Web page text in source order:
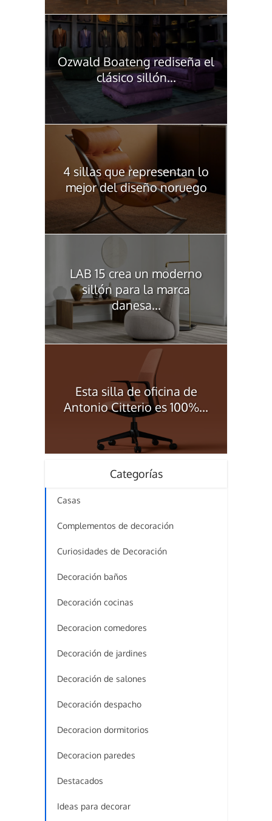
Ozwald Boateng rediseña el
clásico sillón...
4 sillas que representan lo
mejor del diseño noruego
LAB 15 crea un moderno
sillón para la marca
danesa...
Esta silla de oficina de
Antonio Citterio es 100%...
Categorías
Casas
Complementos de decoración
Curiosidades de Decoración
Decoración baños
Decoración cocinas
Decoracion comedores
Decoración de jardines
Decoración de salones
Decoración despacho
Decoracion dormitorios
Decoracion paredes
Destacados
Ideas para decorar